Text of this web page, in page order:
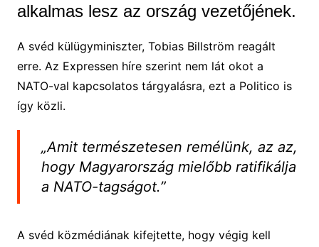
alkalmas lesz az ország vezetőjének.
A svéd külügyminiszter, Tobias Billström reagált
erre. Az Expressen híre szerint nem lát okot a
NATO-val kapcsolatos tárgyalásra, ezt a Politico is
így közli.
„Amit természetesen remélünk, az az,
hogy Magyarország mielőbb ratifikálja
a NATO-tagságot.”
A svéd közmédiának kifejtette, hogy végig kell